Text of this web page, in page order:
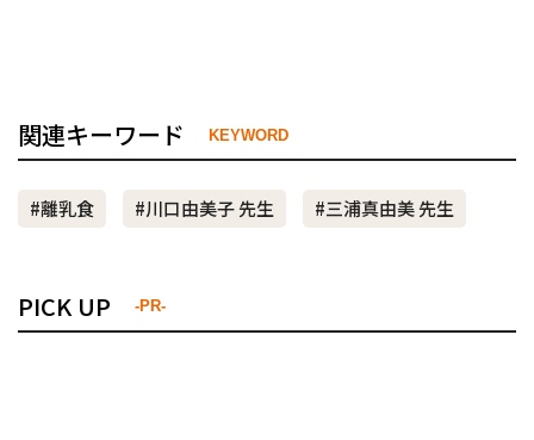
関連キーワード KEYWORD
#離乳食 #川口由美子 先生 #三浦真由美 先生
PICK UP -PR-